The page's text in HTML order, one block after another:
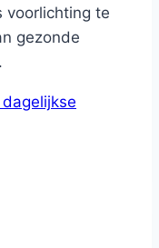
voorlichting te
gezonde